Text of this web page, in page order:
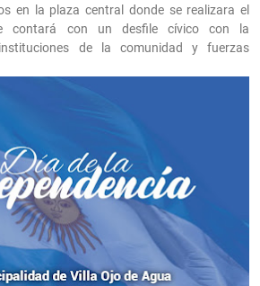
en la plaza central donde se realizara el
contará con un desfile cívico con la
de la comunidad y fuerzas